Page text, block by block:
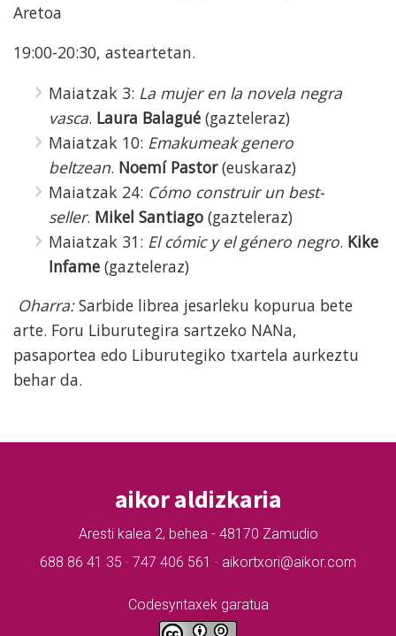
Aretoa
19:00-20:30, asteartetan.
Maiatzak 3: La mujer en la novela negra
vasca. Laura Balagué (gazteleraz)
Maiatzak 10: Emakumeak genero
beltzean. Noemí Pastor(euskaraz)
Maiatzak 24: Cómo construir un best-
seller. Mikel Santiago (gazteleraz)
Maiatzak 31: El cómic y el género negro. Kike
Infame (gazteleraz)
Oharra:Sarbide librea jesarleku kopurua bete
arte. Foru Liburutegira sartzeko NANa,
pasaportea edo Liburutegiko txartela aurkeztu
behar da.
aikor aldizkaria
Aresti kalea 2, behea - 48170 Zamudio
688 86 41 35 · 747 406 561 · aikortxori@aikor.com
Codesyntaxek garatua